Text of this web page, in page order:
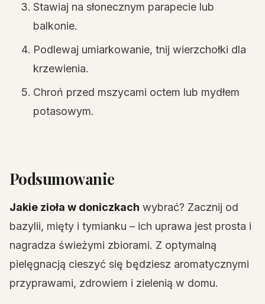
Stawiaj na słonecznym parapecie lub
balkonie.
Podlewaj umiarkowanie, tnij wierzchołki dla
krzewienia.
Chroń przed mszycami octem lub mydłem
potasowym.
Podsumowanie
Jakie zioła w doniczkach wybrać? Zacznij od
bazylii, mięty i tymianku – ich uprawa jest prosta i
nagradza świeżymi zbiorami. Z optymalną
pielęgnacją cieszyć się będziesz aromatycznymi
przyprawami, zdrowiem i zielenią w domu.